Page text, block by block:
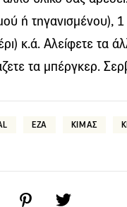
ή τηγανισμένου), 1
κ.ά. Αλείφετε τα
τα μπέργκερ.
ΕΖΑ ΚΙΜΑΣ